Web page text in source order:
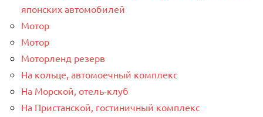
японских автомобилей
Мотор
Мотор
Моторленд резерв
На кольце, автомоечный комплекс
На Морской, отель-клуб
На Пристанской, гостиничный комплекс